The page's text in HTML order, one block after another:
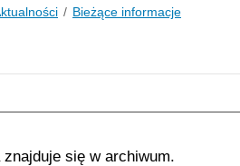
Bieżące informacje
znajduje się w archiwum.